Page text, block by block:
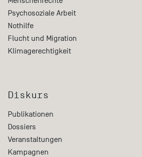
Psychosoziale Arbeit
Nothilfe
Flucht und Migration
Klimagerechtigkeit
Diskurs
Publikationen
Dossiers
Veranstaltungen
Kampagnen